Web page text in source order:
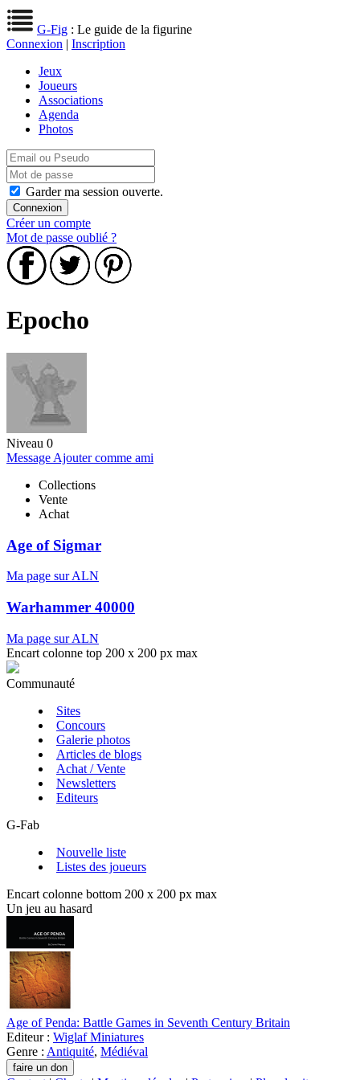
G-Fig : Le guide de la figurine
Connexion | Inscription
Jeux
Joueurs
Associations
Agenda
Photos
Garder ma session ouverte.
Créer un compte
Mot de passe oublié ?
Epocho
Niveau 0
Message Ajouter comme ami
Collections
Vente
Achat
Age of Sigmar
Ma page sur ALN
Warhammer 40000
Ma page sur ALN
Encart colonne top 200 x 200 px max
Communauté
Sites
Concours
Galerie photos
Articles de blogs
Achat / Vente
Newsletters
Editeurs
G-Fab
Nouvelle liste
Listes des joueurs
Encart colonne bottom 200 x 200 px max
Un jeu au hasard
Age of Penda: Battle Games in Seventh Century Britain
Editeur : Wiglaf Miniatures
Genre : Antiquité, Médiéval